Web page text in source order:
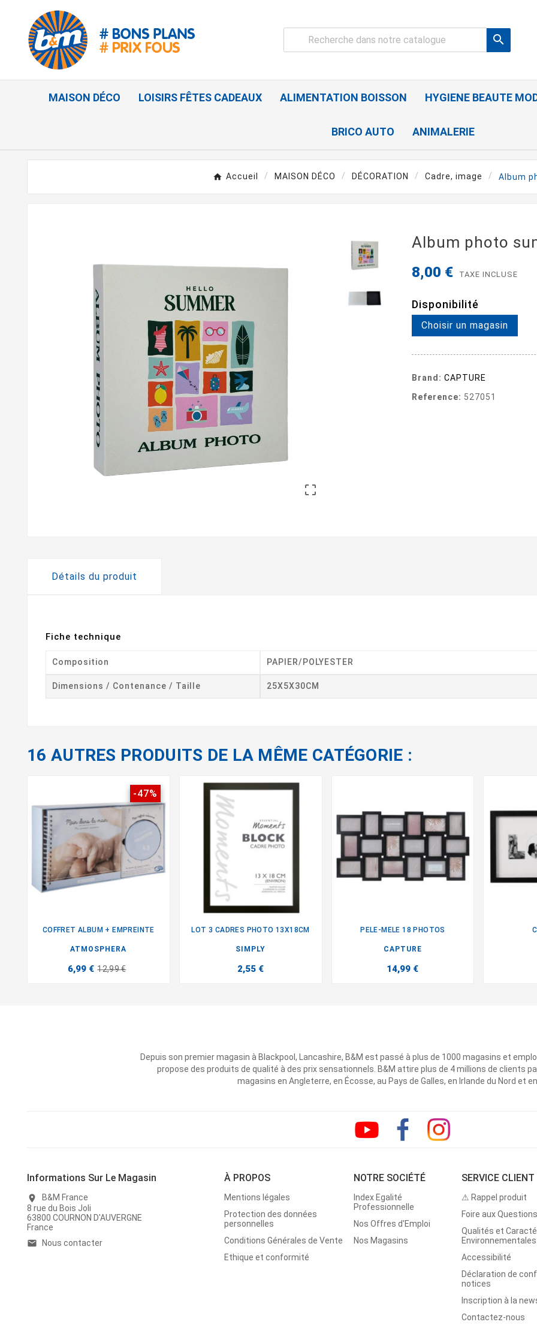

MAISON DÉCO LOISIRS FÊTES CADEAUX ALIMENTATION BOISSON HYGIENE BEAUTE
BRICO AUTO ANIMALERIE
Accueil MAISON DÉCO DÉCORATION Cadre, image Album

Album photo
8,00 € TAXE INCLUSE
Disponibilité
Choisir un magasin
Brand: CAPTURE
Reference: 527051
Détails du produit
Fiche technique
Composition PAPIER/POLYESTER
Dimensions / Contenance / Taille 25X5X30CM
16 AUTRES PRODUITS DE LA MÊME CATÉGORIE :
-47%
COFFRET ALBUM + EMPREINTE
ATMOSPHERA
6,99 € 12,99 €
LOT 3 CADRES PHOTO 13X18CM
SIMPLY
2,55 €
PELE-MELE 18 PHOTOS
CAPTURE
14,99 €
Depuis son premier magasin à Blackpool, Lancashire, B&M est passé à plus de 1000 magasins et
propose des produits de qualité à des prix sensationnels. B&M attire plus de 4 millions de clients
magasins en Angleterre, en Écosse, au Pays de Galles, en Irlande du Nord et
Informations Sur Le Magasin
location_on
B&M France
8 rue du Bois Joli
63800 COURNON D'AUVERGNE
France
email Nous contacter
À PROPOS
Mentions légales
Protection des données
personnelles
Conditions Générales de Vente
Ethique et conformité
NOTRE SOCIÉTÉ
Index Egalité
Professionnelle
Nos Offres d'Emploi
Nos Magasins
SERVICE CLIENT
⚠ Rappel produit
Foire aux
Qualités et
Environnementales
Accessibilité
Déclaration de
notices
Inscription à la
Contactez-nous